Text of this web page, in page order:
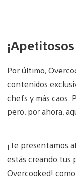
Por último,
contenidos
chefs y más caos.
pero, por ahora,
¡Te presentamos
estás creando tus
Overcooked!